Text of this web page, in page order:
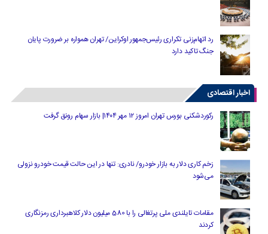
رد اتهام‌زنی تکراری رئیس‌جمهور اوکراین/ تهران همواره بر ضرورت پایان
جنگ تاکید دارد
اخبار اقتصادی
رکوردشکنی بورس تهران امروز ۱۲ مهر ۱۴۰۴| بازار سهام رونق گرفت
زخم کاری دلار به بازار خودرو/ نادری: تنها در این حالت قیمت خودرو نزولی
می‌شود
مقامات تایلندی ملی پرتغالی را با 580 میلیون دلار کلاهبرداری رمزنگاری
کردند